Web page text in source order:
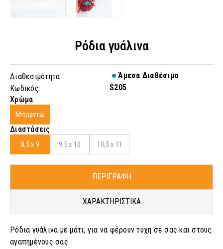
Ρόδια γυάλινα
Διαθεσιμότητα :
Άμεσα Διαθέσιμο
Κωδικός:
S205
Χρώμα
Μπορντώ
Διαστάσεις
8,5 x 9 9,5 x 10 10,5 x 11
ΠΕΡΙΓΡΑΦΗ
ΧΑΡΑΚΤΗΡΙΣΤΙΚΑ
Ρόδια γυάλινα με μάτι, για να φέρουν τύχη σε σας και στους
αγαπημένους σας.